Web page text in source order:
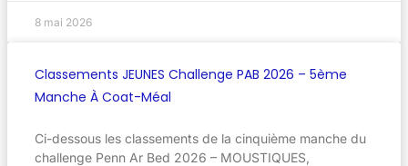
8 mai 2026
Classements JEUNES Challenge PAB 2026 – 5ème
Manche À Coat-Méal
Ci-dessous les classements de la cinquième manche du
challenge Penn Ar Bed 2026 – MOUSTIQUES,